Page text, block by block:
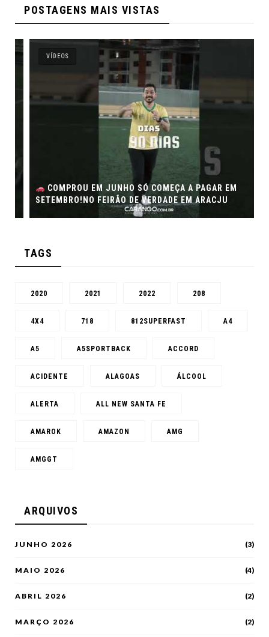
POSTAGENS MAIS VISTAS
VÍDEOS
COMPROU EM JUNHO SÓ COMEÇA A PAGAR EM
SETEMBRO!NO FEIRÃO DE VERDADE EM ARACJU
TAGS
2020 2021 2022 208
4X4 718 812SUPERFAST A4
A5 A5SPORTBACK ACCORD
ACIDENTE ALAGOAS ÁLCOOL
ALERTA ALL NEW SANTA FE
AMAROK AMAZON AMG
AMGGT
ARQUIVOS
JUNHO 2026 (3)
MAIO 2026 (4)
ABRIL 2026 (2)
MARÇO 2026 (2)